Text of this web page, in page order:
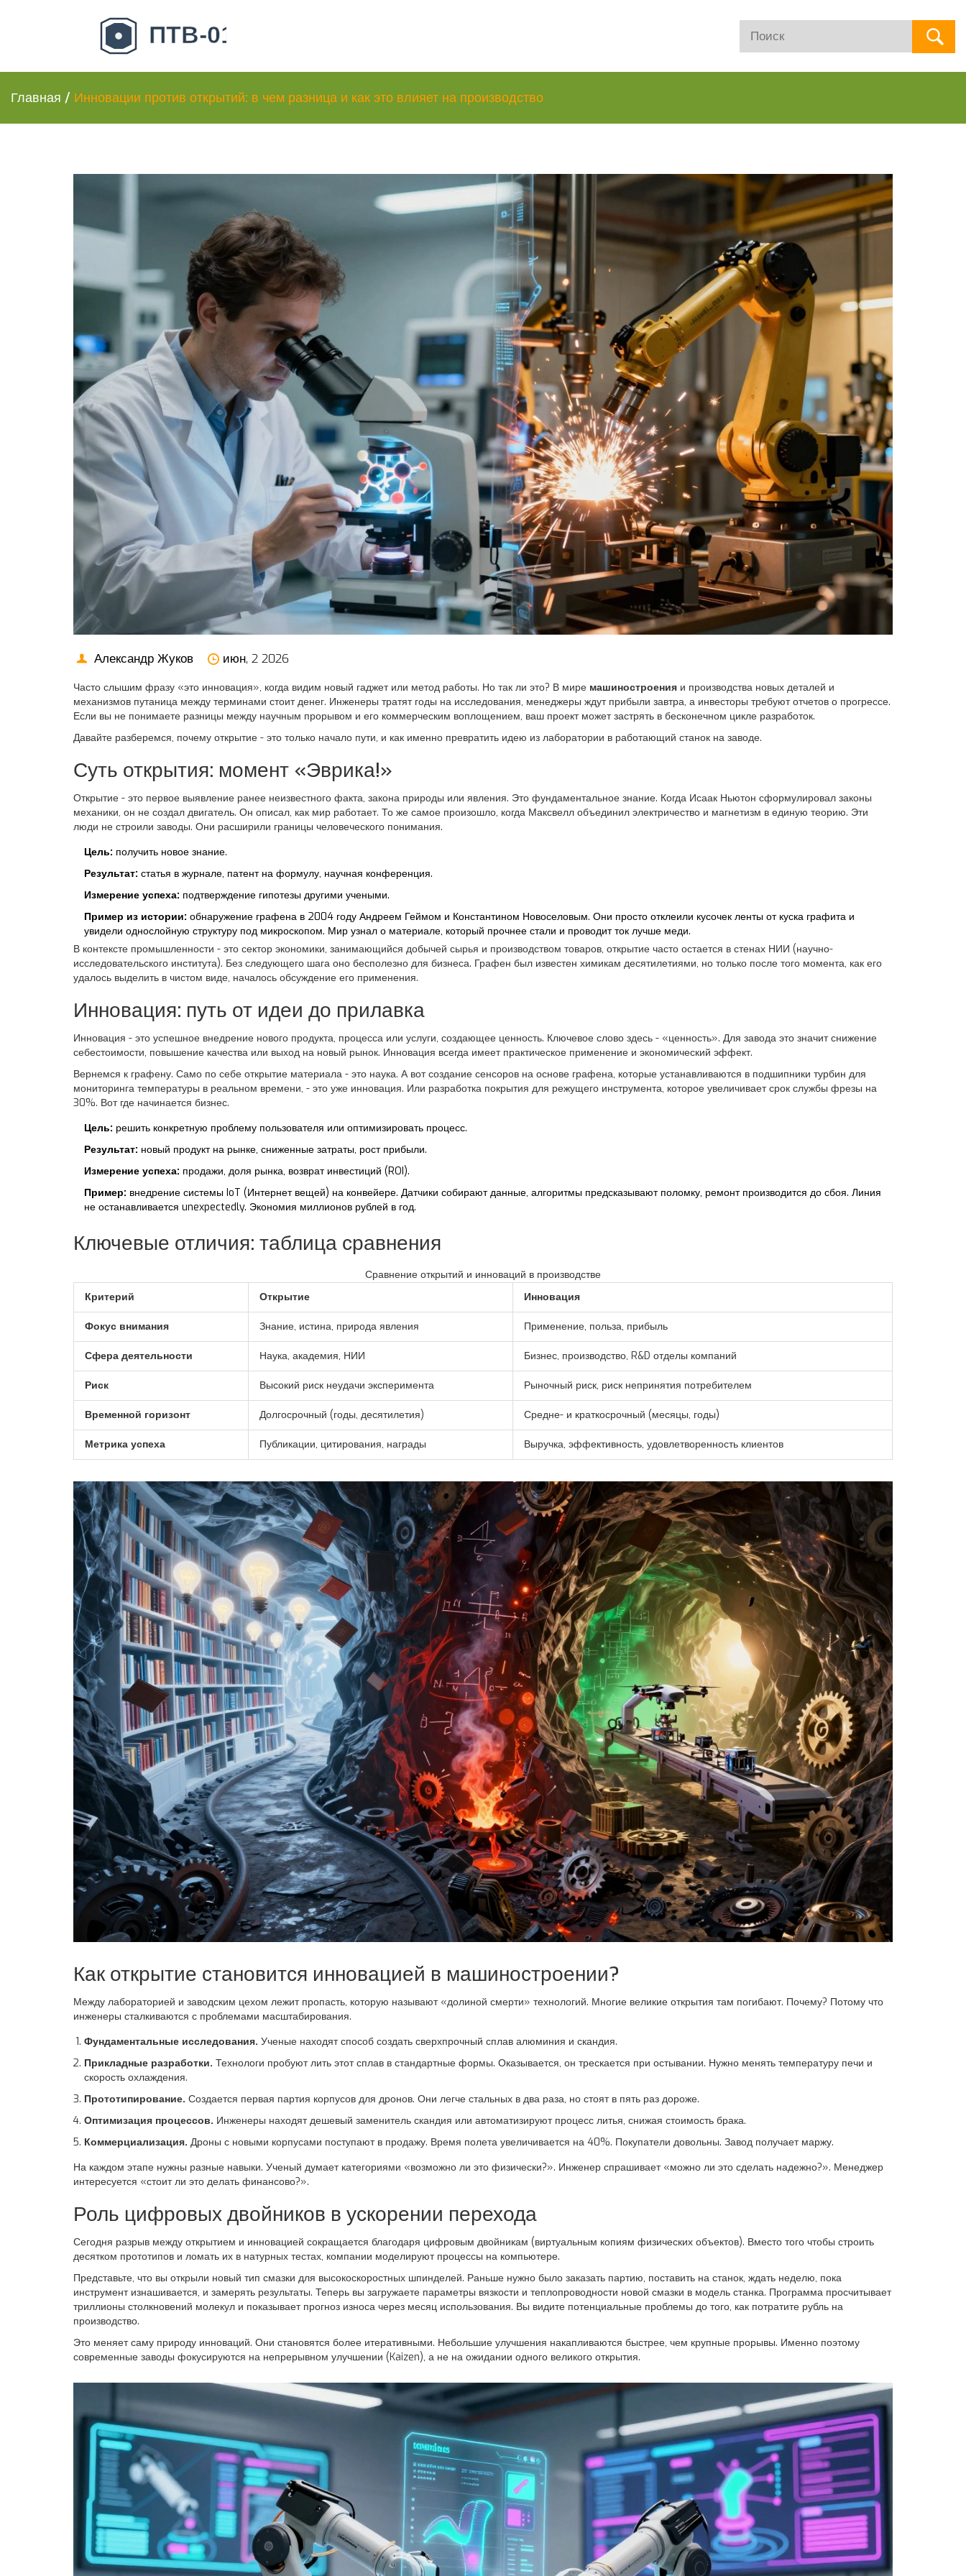
Главная / Инновации против открытий: в чем разница и как это влияет на производство
Александр Жуков июн, 2 2026
Часто слышим фразу «это инновация», когда видим новый гаджет или метод работы. Но так ли это? В мире машиностроения и производства новых деталей и
механизмов путаница между терминами стоит денег. Инженеры тратят годы на исследования, менеджеры ждут прибыли завтра, а инвесторы требуют отчетов о прогрессе.
Если вы не понимаете разницы между научным прорывом и его коммерческим воплощением, ваш проект может застрять в бесконечном цикле разработок.
Давайте разберемся, почему открытие - это только начало пути, и как именно превратить идею из лаборатории в работающий станок на заводе.
Суть открытия: момент «Эврика!»
Открытие - это первое выявление ранее неизвестного факта, закона природы или явления. Это фундаментальное знание. Когда Исаак Ньютон сформулировал законы
механики, он не создал двигатель. Он описал, как мир работает. То же самое произошло, когда Максвелл объединил электричество и магнетизм в единую теорию. Эти
люди не строили заводы. Они расширили границы человеческого понимания.
Цель: получить новое знание.
Результат: статья в журнале, патент на формулу, научная конференция.
Измерение успеха: подтверждение гипотезы другими учеными.
Пример из истории: обнаружение графена в 2004 году Андреем Геймом и Константином Новоселовым. Они просто отклеили кусочек ленты от куска графита и
увидели однослойную структуру под микроскопом. Мир узнал о материале, который прочнее стали и проводит ток лучше меди.
В контексте промышленности - это сектор экономики, занимающийся добычей сырья и производством товаров, открытие часто остается в стенах НИИ (научно-
исследовательского института). Без следующего шага оно бесполезно для бизнеса. Графен был известен химикам десятилетиями, но только после того момента, как его
удалось выделить в чистом виде, началось обсуждение его применения.
Инновация: путь от идеи до прилавка
Инновация - это успешное внедрение нового продукта, процесса или услуги, создающее ценность. Ключевое слово здесь - «ценность». Для завода это значит снижение
себестоимости, повышение качества или выход на новый рынок. Инновация всегда имеет практическое применение и экономический эффект.
Вернемся к графену. Само по себе открытие материала - это наука. А вот создание сенсоров на основе графена, которые устанавливаются в подшипники турбин для
мониторинга температуры в реальном времени, - это уже инновация. Или разработка покрытия для режущего инструмента, которое увеличивает срок службы фрезы на
30%. Вот где начинается бизнес.
Цель: решить конкретную проблему пользователя или оптимизировать процесс.
Результат: новый продукт на рынке, сниженные затраты, рост прибыли.
Измерение успеха: продажи, доля рынка, возврат инвестиций (ROI).
Пример: внедрение системы IoT (Интернет вещей) на конвейере. Датчики собирают данные, алгоритмы предсказывают поломку, ремонт производится до сбоя. Линия
не останавливается unexpectedly. Экономия миллионов рублей в год.
Ключевые отличия: таблица сравнения
Сравнение открытий и инноваций в производстве
Критерий
Открытие Инновация
Фокус внимания Знание, истина, природа явления Применение, польза, прибыль
Сфера деятельности Наука, академия, НИИ Бизнес, производство, R&D отделы компаний
Риск Высокий риск неудачи эксперимента Рыночный риск, риск непринятия потребителем
Временной горизонт Долгосрочный (годы, десятилетия) Средне- и краткосрочный (месяцы, годы)
Метрика успеха Публикации, цитирования, награды Выручка, эффективность, удовлетворенность клиентов
Как открытие становится инновацией в машиностроении?
Между лабораторией и заводским цехом лежит пропасть, которую называют «долиной смерти» технологий. Многие великие открытия там погибают. Почему? Потому что
инженеры сталкиваются с проблемами масштабирования.
Фундаментальные исследования. Ученые находят способ создать сверхпрочный сплав алюминия и скандия.
Прикладные разработки. Технологи пробуют лить этот сплав в стандартные формы. Оказывается, он трескается при остывании. Нужно менять температуру печи и
скорость охлаждения.
Прототипирование. Создается первая партия корпусов для дронов. Они легче стальных в два раза, но стоят в пять раз дороже.
Оптимизация процессов. Инженеры находят дешевый заменитель скандия или автоматизируют процесс литья, снижая стоимость брака.
Коммерциализация. Дроны с новыми корпусами поступают в продажу. Время полета увеличивается на 40%. Покупатели довольны. Завод получает маржу.
На каждом этапе нужны разные навыки. Ученый думает категориями «возможно ли это физически?». Инженер спрашивает «можно ли это сделать надежно?». Менеджер
интересуется «стоит ли это делать финансово?».
Роль цифровых двойников в ускорении перехода
Сегодня разрыв между открытием и инновацией сокращается благодаря цифровым двойникам (виртуальным копиям физических объектов). Вместо того чтобы строить
десятком прототипов и ломать их в натурных тестах, компании моделируют процессы на компьютере.
Представьте, что вы открыли новый тип смазки для высокоскоростных шпинделей. Раньше нужно было заказать партию, поставить на станок, ждать неделю, пока
инструмент изнашивается, и замерять результаты. Теперь вы загружаете параметры вязкости и теплопроводности новой смазки в модель станка. Программа просчитывает
триллионы столкновений молекул и показывает прогноз износа через месяц использования. Вы видите потенциальные проблемы до того, как потратите рубль на
производство.
Это меняет саму природу инноваций. Они становятся более итеративными. Небольшие улучшения накапливаются быстрее, чем крупные прорывы. Именно поэтому
современные заводы фокусируются на непрерывном улучшении (Kaizen), а не на ожидании одного великого открытия.